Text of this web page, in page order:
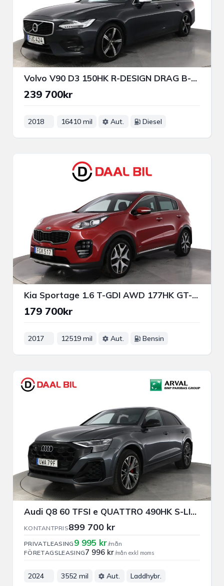
Volvo V90 D3 150HK R-DESIGN DRAG B-KAM HUD NAVI HIGH PERFORMANCE
239 700kr
2018 16410 mil Aut. Diesel
Kia Sportage 1.6 T-GDI AWD 177HK GT-LINE JBL® B-KAM NAVI APP-CON
179 700kr
2017 12519 mil Aut. Bensin
Audi Q8 60 TFSI e QUATTRO 490HK S-LINE PANO DRAG B-KAM NAVI
KONTANTPRIS899 700 kr
PRIVATLEASING 9 995 kr/mån
FÖRETAGSLEASING7 996 kr/mån exkl moms
2024 3552 mil Aut. Laddhybr.